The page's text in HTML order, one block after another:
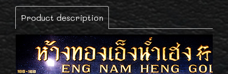
Product description